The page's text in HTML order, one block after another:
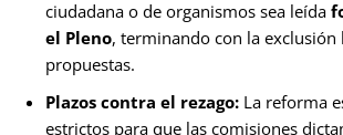
ciudadana o de organismos sea leída
el Pleno, terminando con la exclusión
propuestas.
Plazos contra el rezago: La reforma
estrictos para que las comisiones